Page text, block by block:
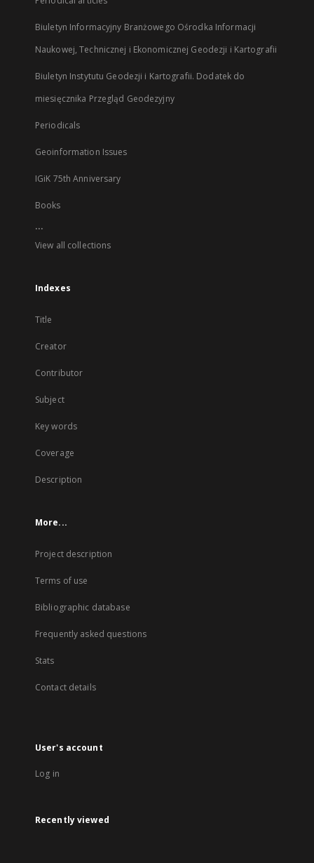
Biuletyn Informacyjny Branżowego Ośrodka Informacji
Naukowej, Technicznej i Ekonomicznej Geodezji i Kartografii
Biuletyn Instytutu Geodezji i Kartografii. Dodatek do
miesięcznika Przegląd Geodezyjny
Periodicals
Geoinformation Issues
IGiK 75th Anniversary
Books
...
View all collections
Indexes
Title
Creator
Contributor
Subject
Key words
Coverage
Description
More...
Project description
Terms of use
Bibliographic database
Frequently asked questions
Stats
Contact details
User's account
Log in
Recently viewed